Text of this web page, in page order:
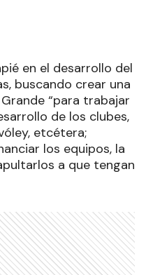
en el desarrollo del
buscando crear una
“para trabajar
de los clubes,
etcétera;
los equipos, la
a que tengan